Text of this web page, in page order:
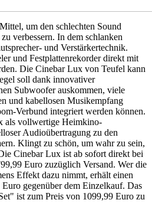
um den schlechten Sound
verbessern. In dem schlanken
und Verstärkertechnik.
und Festplattenrekorder direkt mit
Die Cinebar Lux von Teufel kann
soll dank innovativer
Subwoofer auskommen, viele
und kabellosen Musikempfang
Verbund integriert werden können.
als vollwertige Heimkino-
Audioübertragung zu den
Klingt zu schön, um wahr zu sein,
Cinebar Lux ist ab sofort direkt bei
Euro zuzüglich Versand. Wer die
Effekt dazu nimmt, erhält einen
gegenüber dem Einzelkauf. Das
ist zum Preis von 1099,99 Euro zu